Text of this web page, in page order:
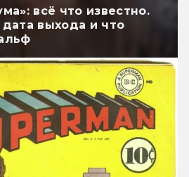
всё что известно.
выхода и что